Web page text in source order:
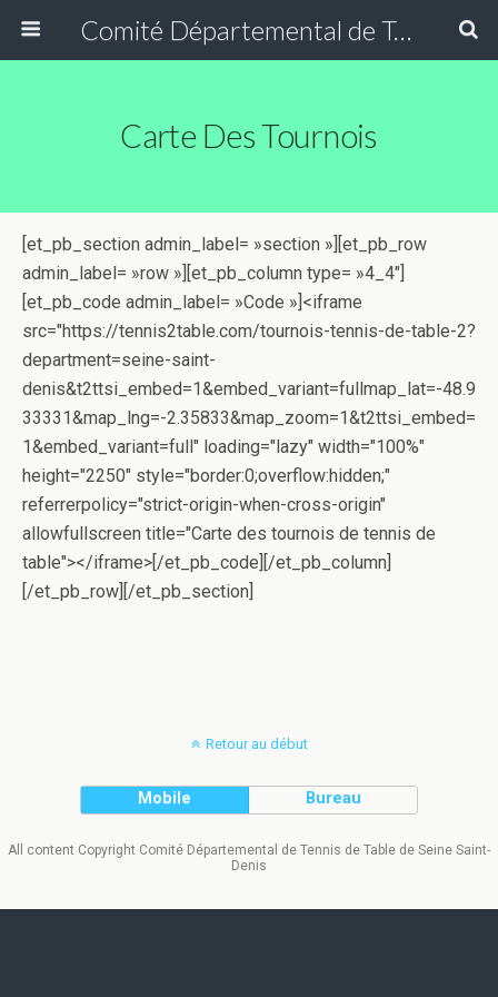
Comité Départemental de Tennis de Table de Seine Saint-Denis
Carte Des Tournois
[et_pb_section admin_label= »section »][et_pb_row
admin_label= »row »][et_pb_column type= »4_4″]
[et_pb_code admin_label= »Code »]<iframe
src="https://tennis2table.com/tournois-tennis-de-table-2?
department=seine-saint-
denis&t2ttsi_embed=1&embed_variant=fullmap_lat=-48.9
33331&map_lng=-2.35833&map_zoom=1&t2ttsi_embed=
1&embed_variant=full" loading="lazy" width="100%"
height="2250" style="border:0;overflow:hidden;"
referrerpolicy="strict-origin-when-cross-origin"
allowfullscreen title="Carte des tournois de tennis de
table"></iframe>[/et_pb_code][/et_pb_column]
[/et_pb_row][/et_pb_section]
Retour au début
Mobile Bureau
All content Copyright Comité Départemental de Tennis de Table de Seine Saint-
Denis